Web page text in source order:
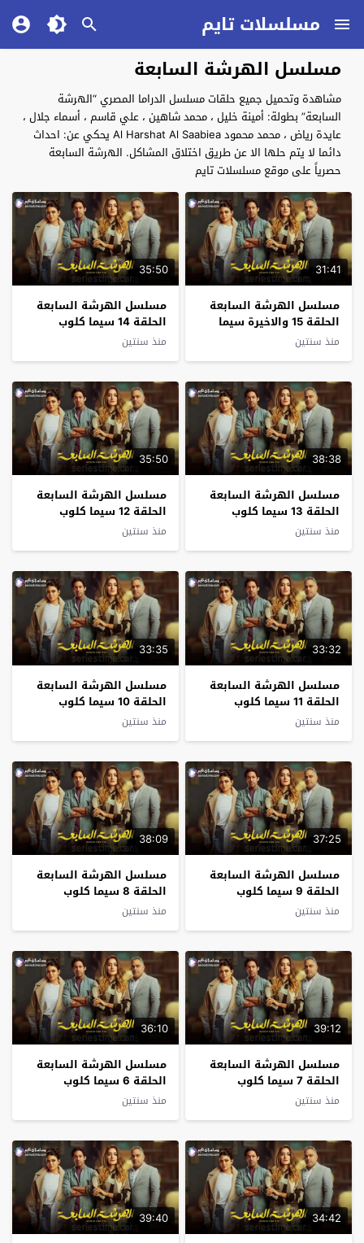
مسلسلات تايم
مسلسل الهرشة السابعة
مشاهدة وتحميل جميع حلقات مسلسل الدراما المصري “الهرشة
السابعة” بطولة: أمينة خليل ، محمد شاهين ، علي قاسم ، أسماء جلال ،
عايدة رياض ، محمد محمود Al Harshat Al Saabiea يحكي عن: احداث
دائما لا يتم حلها الا عن طريق اختلاق المشاكل. الهرشة السابعة
حصرياً على موقع مسلسلات تايم
31:41
مسلسل الهرشة السابعة
الحلقة 15 والاخيرة سيما
كلوب
منذ سنتين
35:50
مسلسل الهرشة السابعة
الحلقة 14 سيما كلوب
منذ سنتين
38:38
مسلسل الهرشة السابعة
الحلقة 13 سيما كلوب
منذ سنتين
35:50
مسلسل الهرشة السابعة
الحلقة 12 سيما كلوب
منذ سنتين
33:32
مسلسل الهرشة السابعة
الحلقة 11 سيما كلوب
منذ سنتين
33:35
مسلسل الهرشة السابعة
الحلقة 10 سيما كلوب
منذ سنتين
37:25
مسلسل الهرشة السابعة
الحلقة 9 سيما كلوب
منذ سنتين
38:09
مسلسل الهرشة السابعة
الحلقة 8 سيما كلوب
منذ سنتين
39:12
مسلسل الهرشة السابعة
الحلقة 7 سيما كلوب
منذ سنتين
36:10
مسلسل الهرشة السابعة
الحلقة 6 سيما كلوب
منذ سنتين
34:42
39:40